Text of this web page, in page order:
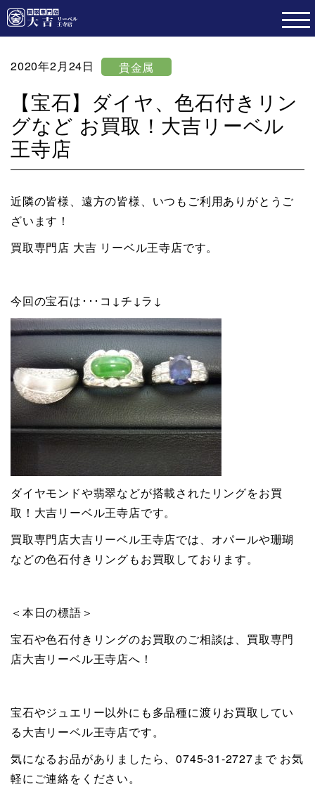
2020年2月24日 貴金属
【宝石】ダイヤ、色石付きリン
グなど お買取！大吉リーベル
王寺店
近隣の皆様、遠方の皆様、いつもご利用ありがとうご
ざいます！
買取専門店 大吉 リーベル王寺店です。
今回の宝石は･･･コ↓チ↓ラ↓
ダイヤモンドや翡翠などが搭載されたリングをお買
取！大吉リーベル王寺店です。
買取専門店大吉リーベル王寺店では、オパールや珊瑚
などの色石付きリングもお買取しております。
＜本日の標語＞
宝石や色石付きリングのお買取のご相談は、買取専門
店大吉リーベル王寺店へ！
宝石やジュエリー以外にも多品種に渡りお買取してい
る大吉リーベル王寺店です。
気になるお品がありましたら、0745-31-2727まで お気
軽にご連絡をください。